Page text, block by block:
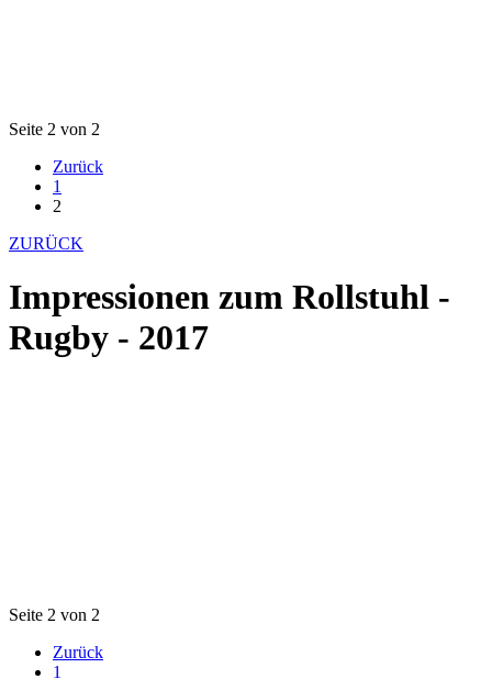
Seite 2 von 2
Zurück
1
2
ZURÜCK
Impressionen zum Rollstuhl -
Rugby - 2017
Seite 2 von 2
Zurück
1